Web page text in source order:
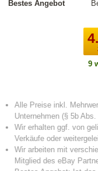
Bestes Angebot
9